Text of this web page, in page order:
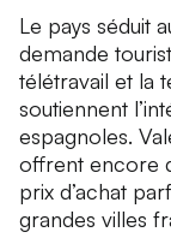
Le pays séduit
demande
télétravail et la
soutiennent
espagnoles.
offrent encore
prix d’achat
grandes villes